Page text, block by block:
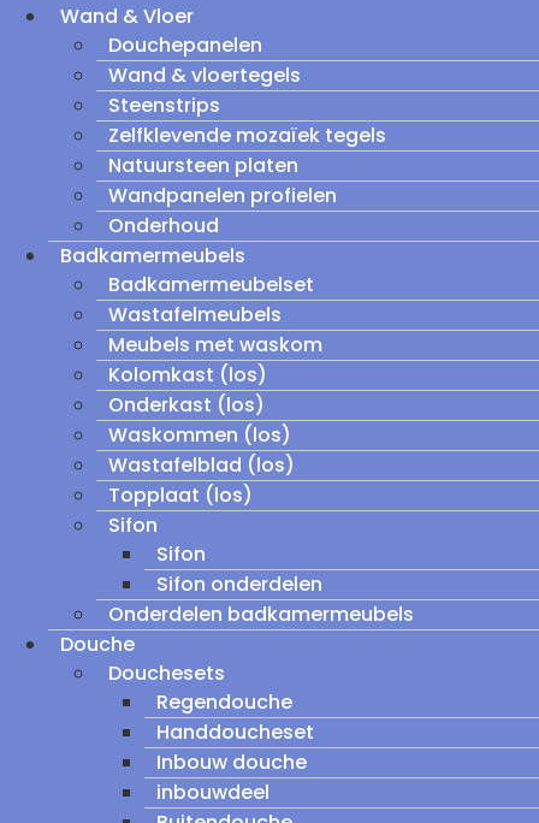
Wand & Vloer
Douchepanelen
Wand & vloertegels
Steenstrips
Zelfklevende mozaïek tegels
Natuursteen platen
Wandpanelen profielen
Onderhoud
Badkamermeubels
Badkamermeubelset
Wastafelmeubels
Meubels met waskom
Kolomkast (los)
Onderkast (los)
Waskommen (los)
Wastafelblad (los)
Topplaat (los)
Sifon
Sifon
Sifon onderdelen
Onderdelen badkamermeubels
Douche
Douchesets
Regendouche
Handdoucheset
Inbouw douche
inbouwdeel